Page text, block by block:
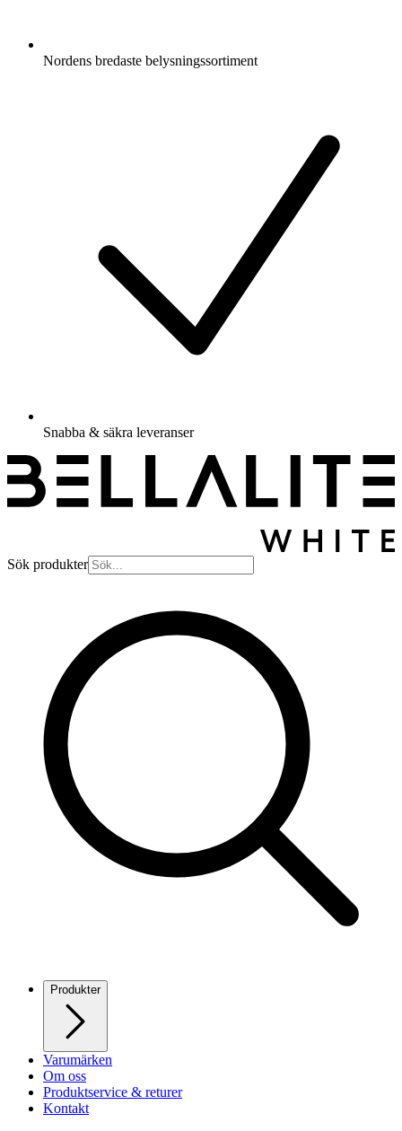
Nordens bredaste belysningssortiment
Snabba & säkra leveranser
Sök produkter
Produkter
Varumärken
Om oss
Produktservice & returer
Kontakt